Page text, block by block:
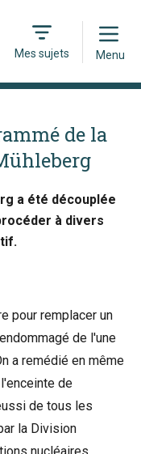
Mes sujets
Open
Menu
de la
a été découplée
à divers
pour remplacer un
de l'une
a remédié en même
de
de tous les
la Division